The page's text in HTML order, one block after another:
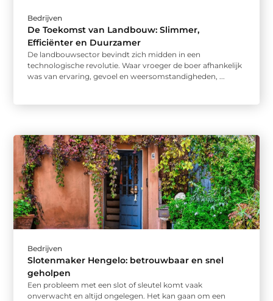
Bedrijven
De Toekomst van Landbouw: Slimmer,
Efficiënter en Duurzamer
De landbouwsector bevindt zich midden in een
technologische revolutie. Waar vroeger de boer afhankelijk
was van ervaring, gevoel en weersomstandigheden, ...
Bedrijven
Slotenmaker Hengelo: betrouwbaar en snel
geholpen
Een probleem met een slot of sleutel komt vaak
onverwacht en altijd ongelegen. Het kan gaan om een